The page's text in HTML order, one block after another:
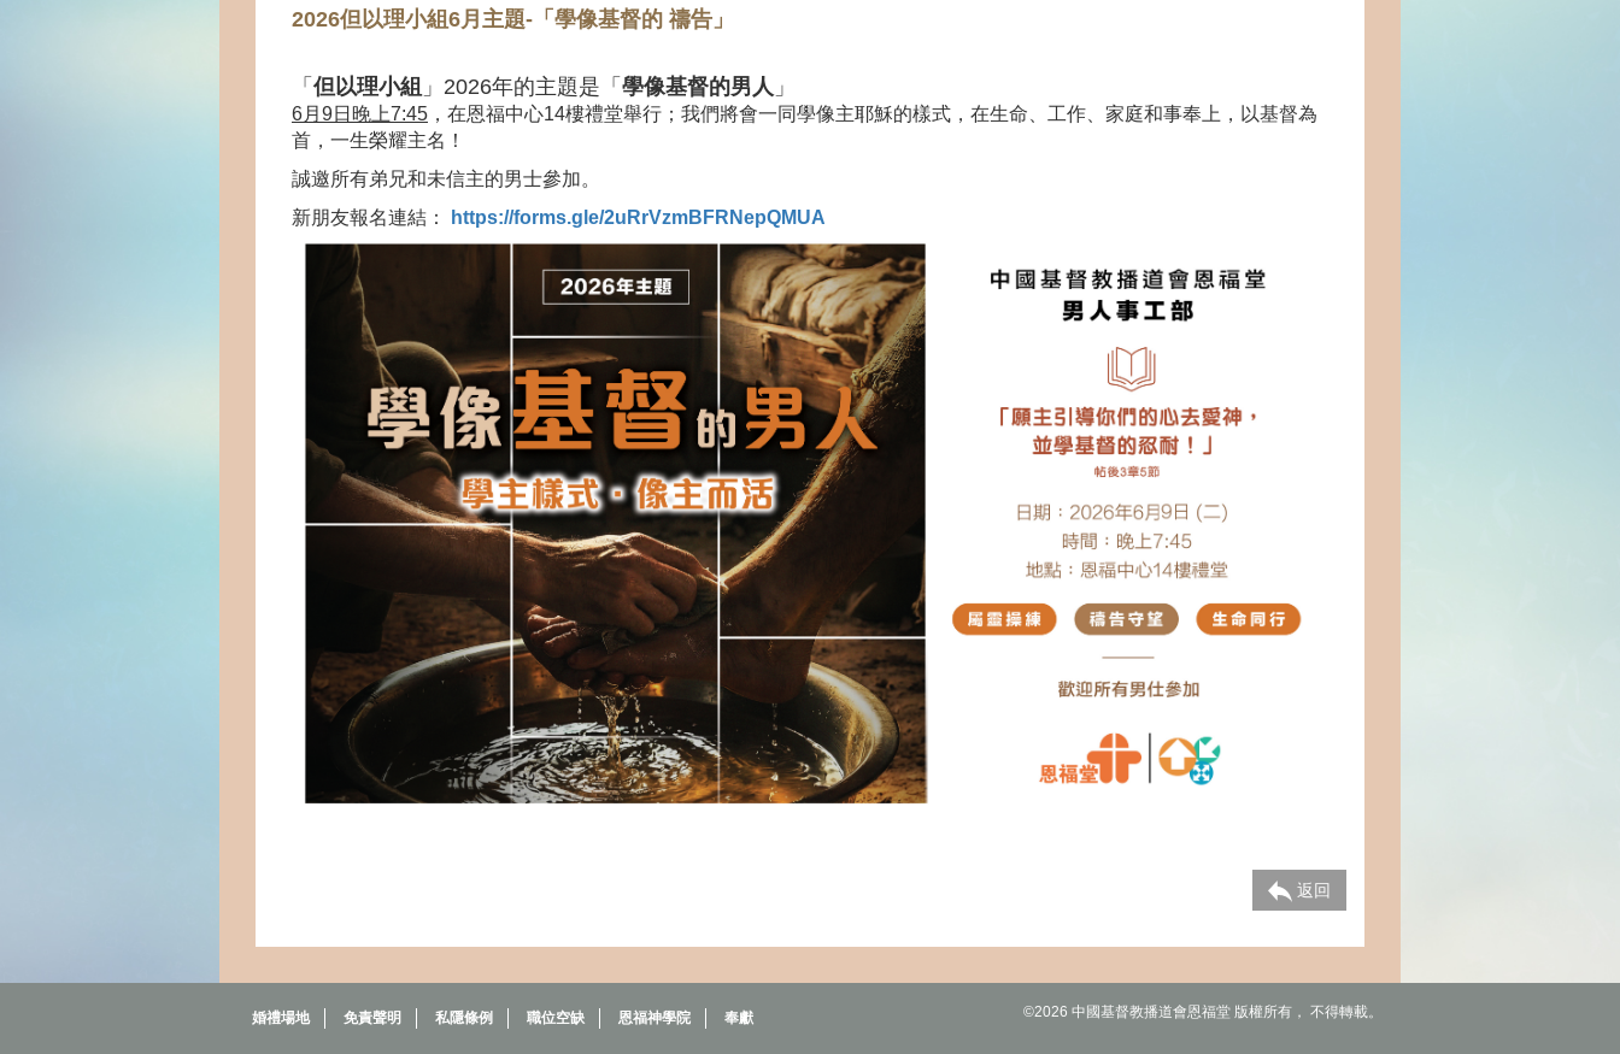
2026但以理小組6月主題-「學像基督的 禱告」
「 但以理小組 」 2026年的主題是「 學像基督的男人 」
6月 9日晚上7:45 ，在恩福中心14樓禮堂舉行；我們將會一同學像主耶穌的樣式，在生命、工作、家庭和事奉上，以基督為
首，一生榮耀主名！
誠邀所有弟兄和未信主的男士參加。
新朋友報名連結：
https://forms.gle/2uRrVzmBFRNepQMUA
返回
婚禮場地 免責聲明 私隱條例 職位空缺 恩福神學院 奉獻 ©2026 中國基督教播道會恩福堂 版權所有， 不得轉載。